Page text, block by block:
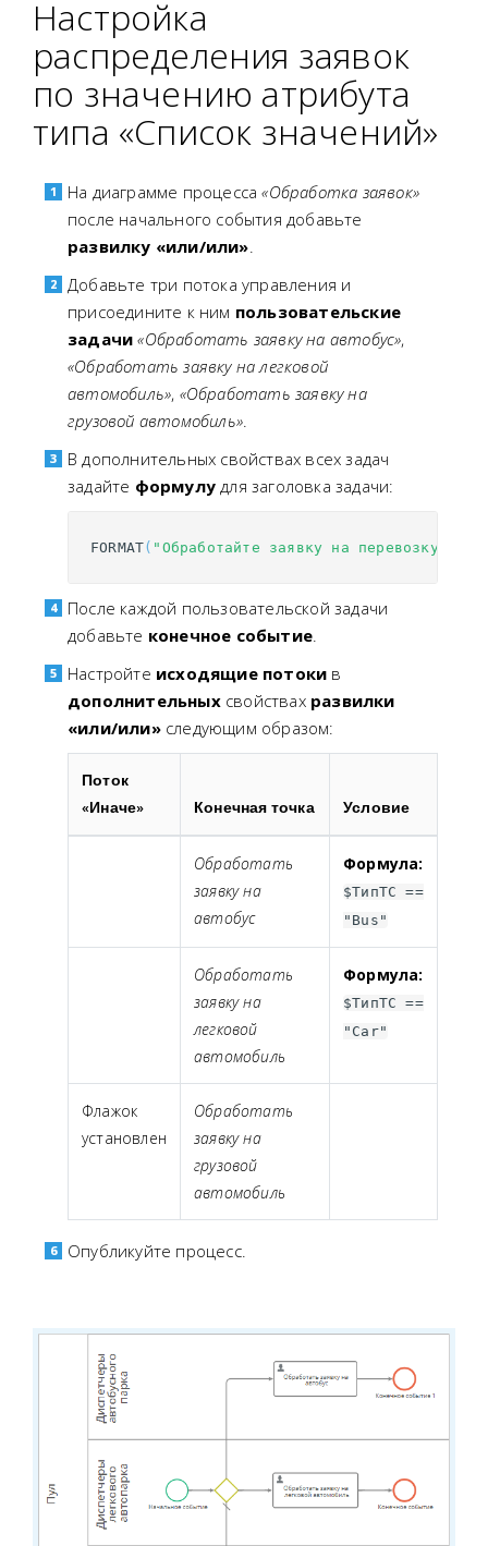
# Начинаем цикл по ?names
# Присваиваем переменной
# названия значения атрибута на
?names
l10n :lang ?langCode.
"{0}" ?langCode) string: format
# "ru" — код русского языка, "en" —
?langCodeStr cmwentity:
# Если предыдущее предложение
Настройка
распределения заявок
по значению атрибута
типа «Список значений»
На диаграмме процесса«Обработка заявок»
после начального события добавьте
развилку «или/или».
Добавьте три потока управления и
присоедините к ним пользовательские
задачи «Обработать заявку на автобус»,
«Обработать заявку на легковой
автомобиль», «Обработать заявку на
грузовой автомобиль».
В дополнительных свойствах всех задач
задайте формулу для заголовка задачи:
FORMAT( "Обработайте заявку на перевозку:
После каждой пользовательской задачи
добавьте конечное событие.
Настройте исходящие потоки в
дополнительныхсвойствах развилки
«или/или»следующим образом:
Поток
«Иначе»
Конечная точка Условие
Обработать
заявку на
автобус
Формула:
$ТипТС ==
"Bus"
Обработать
заявку на
легковой
автомобиль
Формула:
$ТипТС ==
"Car"
Флажок
установлен
Обработать
заявку на
грузовой
автомобиль
Опубликуйте процесс.